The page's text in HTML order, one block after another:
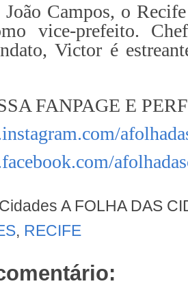
João Campos, o
vice-prefeito.
Victor é
FANPAGE E
A FOLHA DAS
, RECIFE